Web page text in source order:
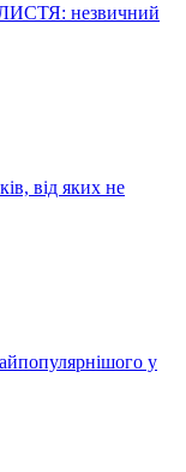
незвичний
від яких не
у